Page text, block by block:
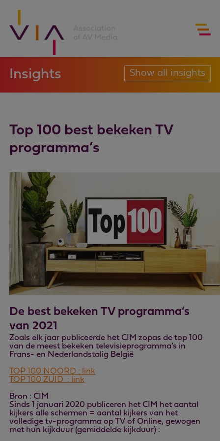
Insights Show all insights
Top 100 best bekeken TV
programma’s
De best bekeken TV programma’s
van 2021
Zoals elk jaar publiceerde het CIM zopas de top 100
van de meest bekeken televisieprogramma’s in
Frans- en Nederlandstalig België
TOP 100 NOORD : link
TOP 100 ZUID : link
Bron : CIM
Sinds 1 januari 2020 publiceren het CIM het aantal
kijkers alle schermen = aantal kijkers van het
volledige tv-programma op TV of Online, gewogen
met hun kijkduur (gemiddelde kijkduur) :